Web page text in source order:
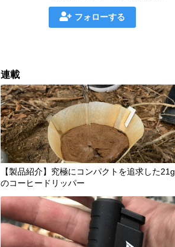
フォローする
連載
【製品紹介】究極にコンパクトを追求した21g
のコーヒードリッパー